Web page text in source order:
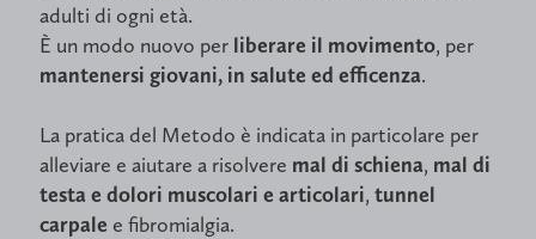
adulti di ogni età.
È un modo nuovo per liberare il movimento, per
mantenersi giovani, in salute ed efficenza.
La pratica del Metodo è indicata in particolare per
alleviare e aiutare a risolvere mal di schiena, mal di
testa e dolori muscolari e articolari, tunnel
carpale e fibromialgia.